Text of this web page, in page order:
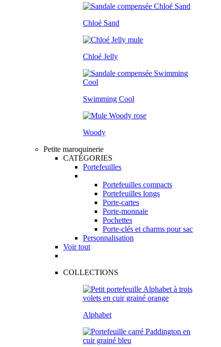
Chloé Sand
Chloé Jelly
Swimming Cool
Woody
Petite maroquinerie
CATÉGORIES
Portefeuilles
Portefeuilles compacts
Portefeuilles longs
Porte-cartes
Porte-monnaie
Pochettes
Porte-clés et charms pour sac
Personnalisation
Voir tout
COLLECTIONS
Alphabet